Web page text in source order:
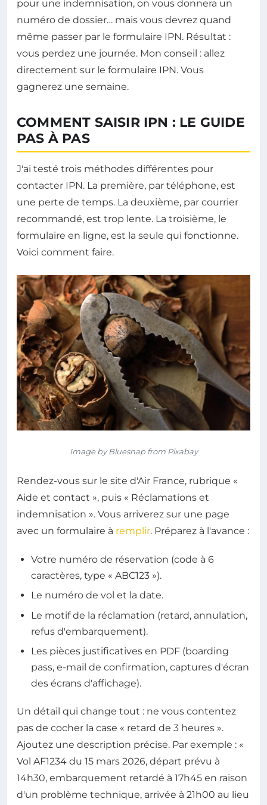
pour une indemnisation, on vous donnera un
numéro de dossier… mais vous devrez quand
même passer par le formulaire IPN. Résultat :
vous perdez une journée. Mon conseil : allez
directement sur le formulaire IPN. Vous
gagnerez une semaine.
COMMENT SAISIR IPN : LE GUIDE
PAS À PAS
J'ai testé trois méthodes différentes pour
contacter IPN. La première, par téléphone, est
une perte de temps. La deuxième, par courrier
recommandé, est trop lente. La troisième, le
formulaire en ligne, est la seule qui fonctionne.
Voici comment faire.
Image by Bluesnap from Pixabay
Rendez-vous sur le site d'Air France, rubrique «
Aide et contact », puis « Réclamations et
indemnisation ». Vous arriverez sur une page
avec un formulaire à remplir. Préparez à l'avance :
Votre numéro de réservation (code à 6
caractères, type « ABC123 »).
Le numéro de vol et la date.
Le motif de la réclamation (retard, annulation,
refus d'embarquement).
Les pièces justificatives en PDF (boarding
pass, e-mail de confirmation, captures d'écran
des écrans d'affichage).
Un détail qui change tout : ne vous contentez
pas de cocher la case « retard de 3 heures ».
Ajoutez une description précise. Par exemple : «
Vol AF1234 du 15 mars 2026, départ prévu à
14h30, embarquement retardé à 17h45 en raison
d'un problème technique, arrivée à 21h00 au lieu